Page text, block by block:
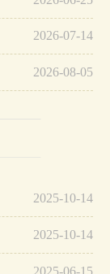
2026-07-14
2026-08-05
2025-10-14
2025-10-14
2025-06-15